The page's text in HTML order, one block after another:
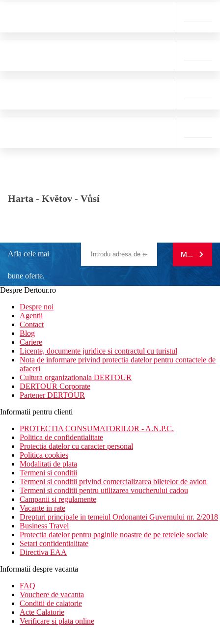
Harta - Květov - Vůsí
Afla cele mai
bune oferte.
newsletter!
MA
Despre Dertour.ro
Despre noi
Agentii
Contact
Blog
Cariere
Licente, documente juridice si contractul cu turistul
Nota de informare privind protectia datelor pentru contactele de
afaceri
Cultura organizationala DERTOUR
DERTOUR Corporate
Partener DERTOUR
Informatii pentru clienti
PROTECTIA CONSUMATORILOR - A.N.P.C.
Politica de confidentialitate
Protectia datelor cu caracter personal
Politica cookies
Modalitati de plata
Termeni si conditii
Termeni si conditii privind comercializarea biletelor de avion
Termeni si conditii pentru utilizarea voucherului cadou
Campanii si regulamente
Vacante in rate
Drepturi principale in temeiul Ordonantei Guvernului nr. 2/2018
Business Travel
Protectia datelor pentru paginile noastre de pe retelele sociale
Setari confidentialitate
Directiva EAA
Informatii despre vacanta
FAQ
Vouchere de vacanta
Conditii de calatorie
Acte Calatorie
Verificare si plata online